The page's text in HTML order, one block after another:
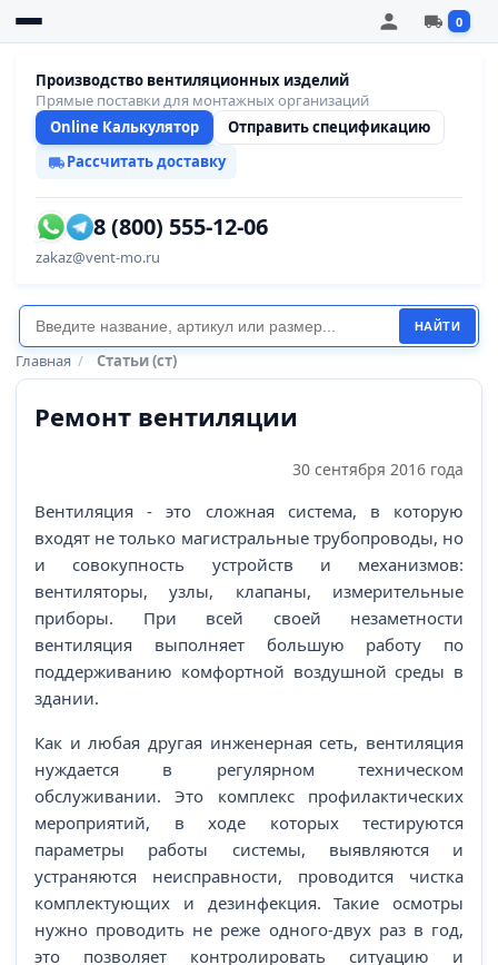
0
Производство вентиляционных изделий
Прямые поставки для монтажных организаций
Online Калькулятор
Отправить спецификацию
Рассчитать доставку
8 (800) 555-12-06
zakaz@vent-mo.ru
НАЙТИ
Главная / Статьи (ст)
Ремонт вентиляции
30 сентября 2016 года
Вентиляция - это сложная система, в которую
входят не только магистральные трубопроводы, но
и совокупность устройств и механизмов:
вентиляторы, узлы, клапаны, измерительные
приборы. При всей своей незаметности
вентиляция выполняет большую работу по
поддерживанию комфортной воздушной среды в
здании.
Как и любая другая инженерная сеть, вентиляция
нуждается в регулярном техническом
обслуживании. Это комплекс профилактических
мероприятий, в ходе которых тестируются
параметры работы системы, выявляются и
устраняются неисправности, проводится чистка
комплектующих и дезинфекция. Такие осмотры
нужно проводить не реже одного-двух раз в год,
это позволяет контролировать ситуацию и